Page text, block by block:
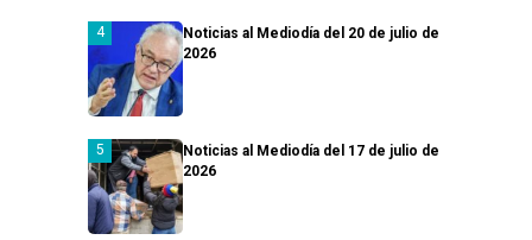
Noticias al Mediodía del 20 de julio de
2026
Noticias al Mediodía del 17 de julio de
2026